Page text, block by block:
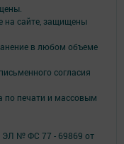
сайте, защищены
в любом объеме
согласия
по печати и массовым
ЭЛ № ФС 77 - 69869 от